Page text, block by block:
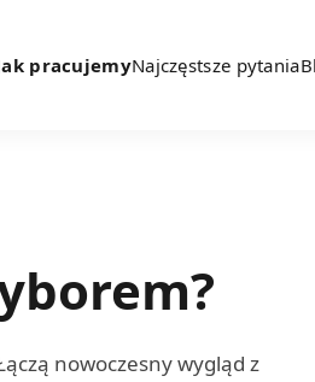
pracujemyNajczęstsze pytania
nowoczesny wygląd z